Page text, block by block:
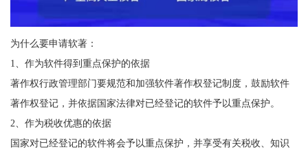
为什么要申请软著：
1、作为软件得到重点保护的依据
著作权行政管理部门要规范和加强软件著作权登记制度，鼓励软件
著作权登记，并依据国家法律对已经登记的软件予以重点保护。
2、作为税收优惠的依据
国家对已经登记的软件将会予以重点保护，并享受有关税收、知识